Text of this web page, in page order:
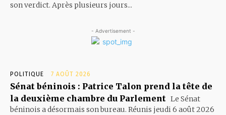
son verdict. Après plusieurs jours...
- Advertisement -
POLITIQUE 7 AOÛT 2026
Sénat béninois : Patrice Talon prend la tête de
la deuxième chambre du Parlement Le Sénat
béninois a désormais son bureau. Réunis jeudi 6 août 2026